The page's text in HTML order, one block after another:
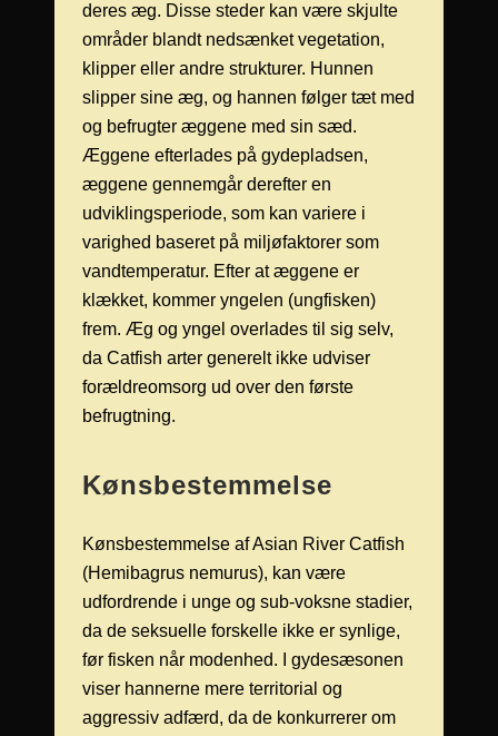
deres æg. Disse steder kan være skjulte
områder blandt nedsænket vegetation,
klipper eller andre strukturer. Hunnen
slipper sine æg, og hannen følger tæt med
og befrugter æggene med sin sæd.
Æggene efterlades på gydepladsen,
æggene gennemgår derefter en
udviklingsperiode, som kan variere i
varighed baseret på miljøfaktorer som
vandtemperatur. Efter at æggene er
klækket, kommer yngelen (ungfisken)
frem. Æg og yngel overlades til sig selv,
da Catfish arter generelt ikke udviser
forældreomsorg ud over den første
befrugtning.
Kønsbestemmelse
Kønsbestemmelse af Asian River Catfish
(Hemibagrus nemurus), kan være
udfordrende i unge og sub-voksne stadier,
da de seksuelle forskelle ikke er synlige,
før fisken når modenhed. I gydesæsonen
viser hannerne mere territorial og
aggressiv adfærd, da de konkurrerer om